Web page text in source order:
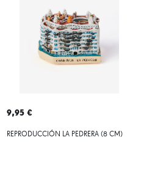
9,95 €
REPRODUCCIÓN LA PEDRERA (8 CM)